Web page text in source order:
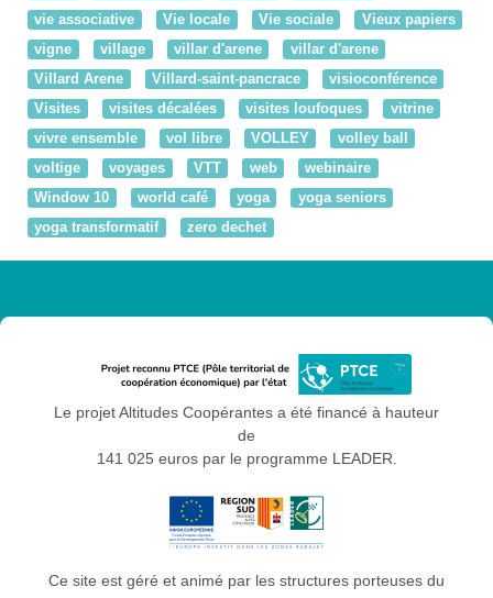
vie associative
Vie locale Vie sociale
Vieux papiers
vigne
village villar d'arene
villar d'arene
Villard Arene
Villard-saint-pancrace
visioconférence
Visites
visites décalées visites loufoques
vitrine
vivre ensemble
vol libre VOLLEY
volley ball
voltige
voyages VTT web
webinaire
Window 10
world café yoga
yoga seniors
yoga transformatif
zero dechet
Le projet Altitudes Coopérantes a été financé à hauteur
de
141 025 euros par le programme LEADER.
Ce site est géré et animé par les structures porteuses du